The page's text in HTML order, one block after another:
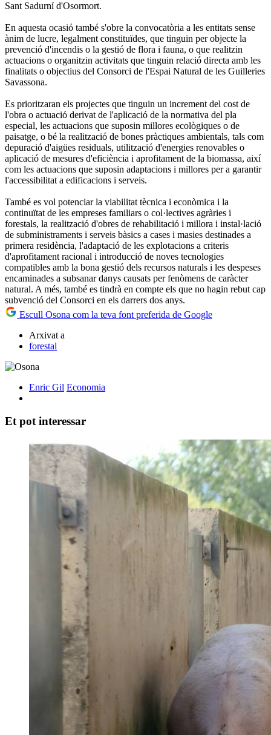
Sant Sadurní d'Osormort.
En aquesta ocasió també s'obre la convocatòria a les entitats sense
ànim de lucre, legalment constituïdes, que tinguin per objecte la
prevenció d'incendis o la gestió de flora i fauna, o que realitzin
actuacions o organitzin activitats que tinguin relació directa amb les
finalitats o objectius del Consorci de l'Espai Natural de les Guilleries
Savassona.
Es prioritzaran els projectes que tinguin un increment del cost de
l'obra o actuació derivat de l'aplicació de la normativa del pla
especial, les actuacions que suposin millores ecològiques o de
paisatge, o bé la realització de bones pràctiques ambientals, tals com
depuració d'aigües residuals, utilització d'energies renovables o
aplicació de mesures d'eficiència i aprofitament de la biomassa, així
com les actuacions que suposin adaptacions i millores per a garantir
l'accessibilitat a edificacions i serveis.
També es vol potenciar la viabilitat tècnica i econòmica i la
continuïtat de les empreses familiars o col·lectives agràries i
forestals, la realització d'obres de rehabilitació i millora i instal·lació
de subministraments i serveis bàsics a cases i masies destinades a
primera residència, l'adaptació de les explotacions a criteris
d'aprofitament racional i introducció de noves tecnologies
compatibles amb la bona gestió dels recursos naturals i les despeses
encaminades a subsanar danys causats per fenòmens de caràcter
natural. A més, també es tindrà en compte els que no hagin rebut cap
subvenció del Consorci en els darrers dos anys.
Escull Osona com la teva font preferida de Google
Arxivat a
forestal
Enric Gil Economia
Et pot interessar